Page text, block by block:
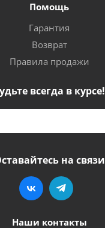
Помощь
Гарантия
Возврат
Правила продажи
всегда в курсе!
на связи
Наши контакты